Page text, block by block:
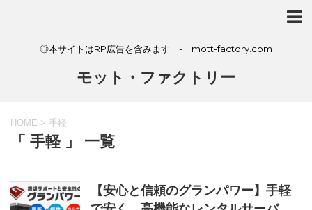
◎本サイトはRP広告を含みます - mott-factory.com
モット・ファクトリー
HOME > 手軽
「 手軽 」 一覧
【安心と信頼のグランパワー】手軽